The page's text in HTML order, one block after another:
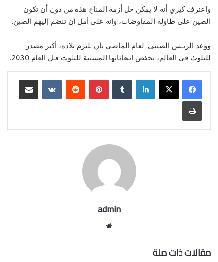
واعترف كيري أنه لا يمكن حل أزمة المناخ هذه من دون أن تكون
الصين على طاولة المفاوضات، وأنه على أمل أن تنضم إليهم الصين.
ووعد الرئيس الصيني العام الماضي بأن تلتزم بلاده، أكبر مصدر
للتلوث في العالم، بخفض انبعاثاتها المسببة للتلوث قبل العام 2030.
لينكدإن بينتيريست مشاركة عبر البريد
طباعة
admin
مقالات ذات صلة